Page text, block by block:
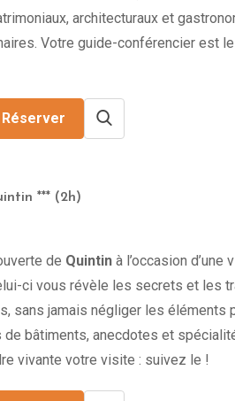
architecturaux et
Votre guide-conférencier est
Réserver
*** (2h)
de Quintin à l’occasion
ci vous révèle les secrets et les
sans jamais négliger les éléments
bâtiments, anecdotes et
vivante votre visite : suivez le !